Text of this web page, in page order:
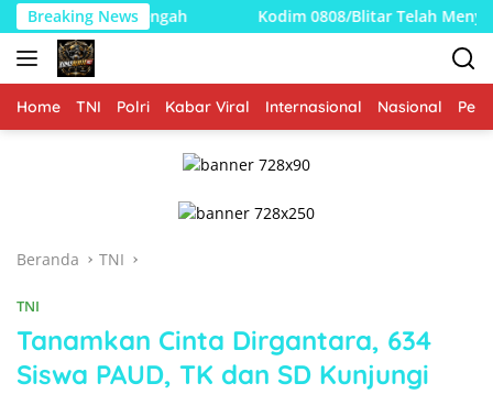
Langsung
ke
konten
Breaking NewsKodim 0808/Blitar Telah Menyelesaikan
Home TNI Polri Kabar Viral Internasional Nasional
Beranda TNI
TNI
Tanamkan Cinta Dirgantara, 634
Siswa PAUD, TK dan SD Kunjungi